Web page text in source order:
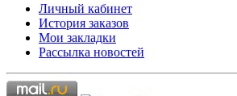
Личный кабинет
История заказов
Мои закладки
Рассылка новостей